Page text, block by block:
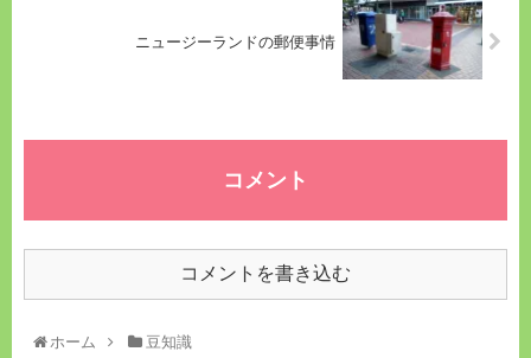
ニュージーランドの郵便事情
コメント
コメントを書き込む
ホーム 豆知識